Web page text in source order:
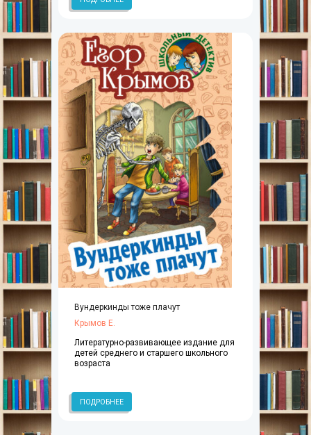
Вундеркинды тоже плачут
Крымов Е.
Литературно-развивающее издание для
детей среднего и старшего школьного
возраста
ПОДРОБНЕЕ